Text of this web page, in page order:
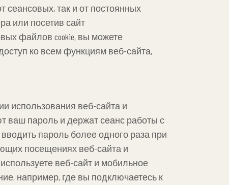
сеансовых, так и от постоянных
или посетив сайт
файлов cookie, вы можете
ко всем функциям веб-сайта,
использования веб-сайта и
ваш пароль и держат сеанс работы с
пароль более одного раза при
посещениях веб-сайта и
используете веб-сайт и мобильное
например, где вы подключаетесь к